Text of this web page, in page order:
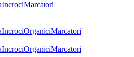
IncrociMarcatori
IncrociOrganiciMarcatori
IncrociOrganiciMarcatori